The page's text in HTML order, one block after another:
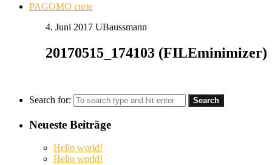
PAGOMO curie
4. Juni 2017 UBaussmann
20170515_174103 (FILEminimizer)
Search for:
Neueste Beiträge
Hello world!
Hello world!